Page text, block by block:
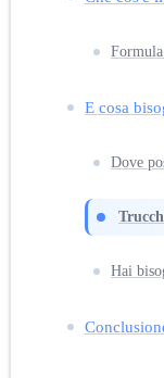
E cosa
Dove
Hai